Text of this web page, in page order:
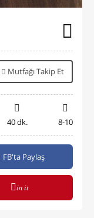
Mutfağı Takip Et
40 dk. 8-10
FB'ta Paylaş
in it